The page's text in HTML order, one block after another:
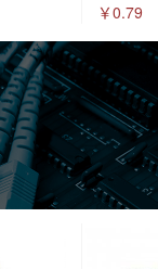
￥0.79